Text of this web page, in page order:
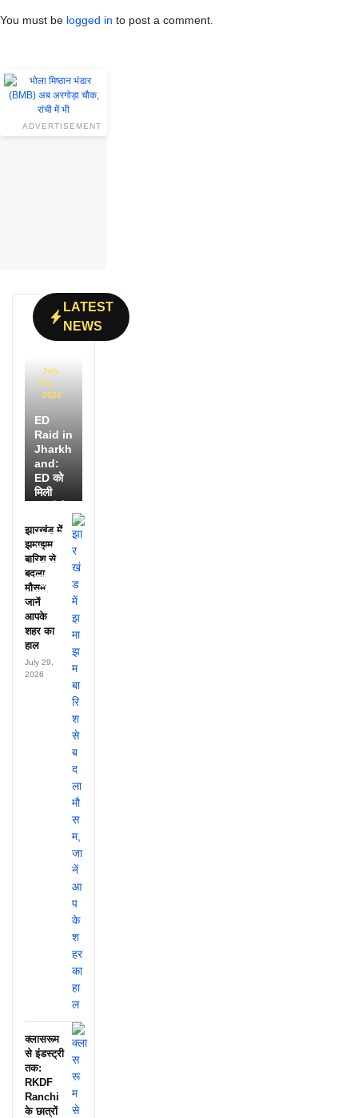
You must be logged in to post a comment.
ADVERTISEMENT
LATEST
NEWS
July
31,
2026
ED
Raid in
Jharkh
and:
ED को
मिली
25
अफसरों
के नाम,
हर महीने
पहुंचते थे
लाखों!
झारखंड में
झमाझम
बारिश से
बदला
मौसम,
जानें
आपके
शहर का
हाल
July 29,
2026
क्लासरूम
से इंडस्ट्री
तक:
RKDF
Ranchi
के छात्रों